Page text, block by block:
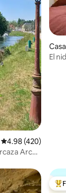
Calificación
4.98 (420)
Arche
El